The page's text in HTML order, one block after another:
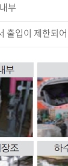
부
출입이 제한되